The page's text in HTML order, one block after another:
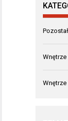
Wnętrze
Wnętrze